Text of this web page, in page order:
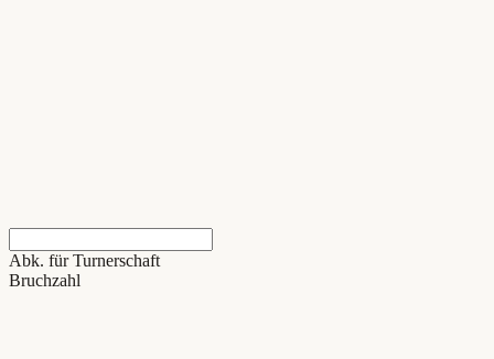
Abk. für Turnerschaft
Bruchzahl